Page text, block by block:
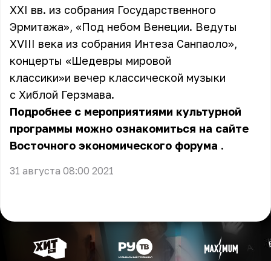
XXI вв. из собрания Государственного
Эрмитажа», «Под небом Венеции. Ведуты
XVIII века из собрания Интеза Санпаоло»,
концерты «Шедевры мировой
классики»и вечер классической музыки
с Хиблой Герзмава.
Подробнее с мероприятиями культурной
программы можно ознакомиться на сайте
Восточного экономического форума .
31 августа 08:00 2021